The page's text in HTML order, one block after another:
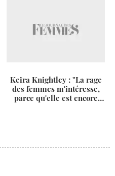
Keira Knightley : "La rage
des femmes m'intéresse,
parce qu'elle est encore